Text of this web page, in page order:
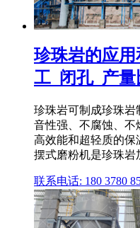
珍珠岩的应
工_闭孔_产量
珍珠岩可制成珍珠岩
音性强、不腐蚀、不
高效能和超轻质的保
摆式磨粉机是珍珠岩
联系电话: 180 3780